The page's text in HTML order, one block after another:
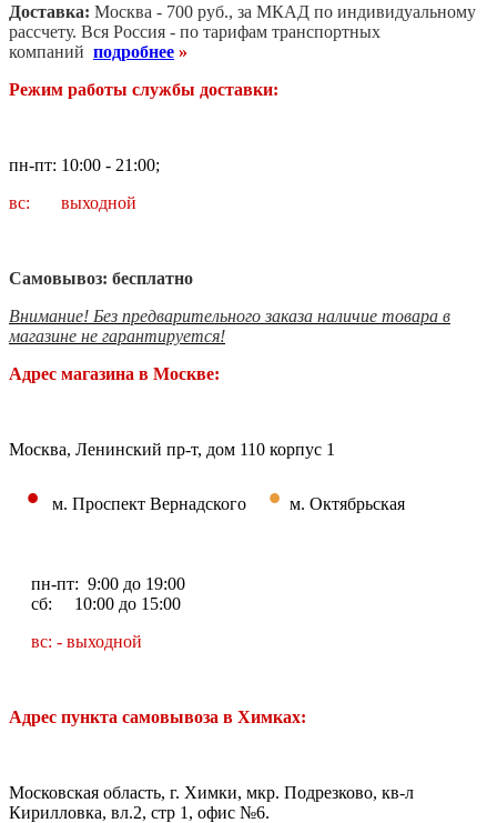
Доставка: Москва - 700 руб., за МКАД по индивидуальному
рассчету. Вся Россия - по тарифам транспортных
компаний подробнее »
Режим работы службы доставки:
пн-пт: 10:00 - 21:00;
вс: выходной
Самовывоз: бесплатно
Внимание! Без предварительного заказа наличие товара в
магазине не гарантируется!
Адрес магазина в Москве:
Москва, Ленинский пр-т, дом 110 корпус 1
• м. Проспект Вернадского • м. Октябрьская
пн-пт: 9:00 до 19:00
сб: 10:00 до 15:00
вс: - выходной
Адрес пункта самовывоза в Химках:
Московская область, г. Химки, мкр. Подрезково, кв-л
Кирилловка, вл.2, стр 1, офис №6.